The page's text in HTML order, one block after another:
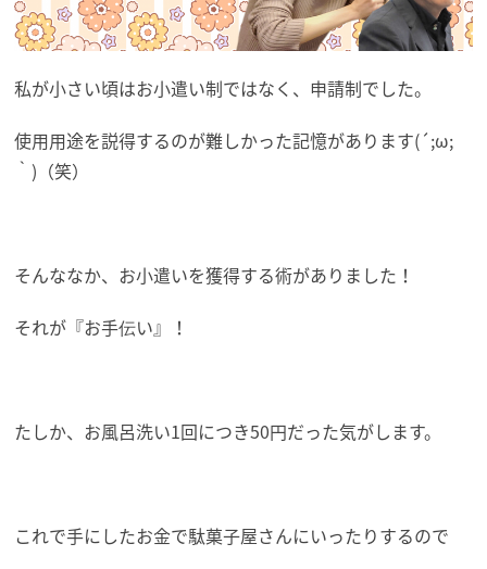
私が小さい頃はお小遣い制ではなく、申請制でした。
使用用途を説得するのが難しかった記憶があります(´;ω;
｀)（笑）
そんななか、お小遣いを獲得する術がありました！
それが『お手伝い』！
たしか、お風呂洗い1回につき50円だった気がします。
これで手にしたお金で駄菓子屋さんにいったりするので